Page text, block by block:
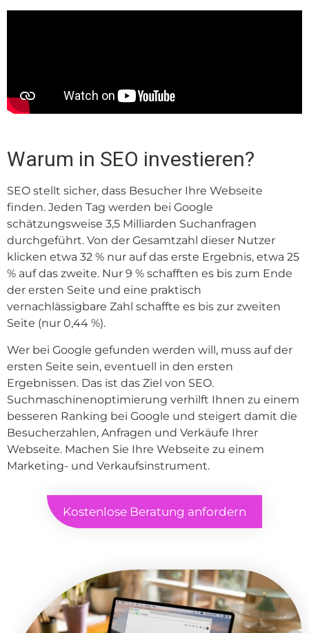
Warum in SEO investieren?
SEO stellt sicher, dass Besucher Ihre Webseite
finden. Jeden Tag werden bei Google
schätzungsweise 3,5 Milliarden Suchanfragen
durchgeführt. Von der Gesamtzahl dieser Nutzer
klicken etwa 32 % nur auf das erste Ergebnis, etwa 25
% auf das zweite. Nur 9 % schafften es bis zum Ende
der ersten Seite und eine praktisch
vernachlässigbare Zahl schaffte es bis zur zweiten
Seite (nur 0,44 %).
Wer bei Google gefunden werden will, muss auf der
ersten Seite sein, eventuell in den ersten
Ergebnissen. Das ist das Ziel von SEO.
Suchmaschinenoptimierung verhilft Ihnen zu einem
besseren Ranking bei Google und steigert damit die
Besucherzahlen, Anfragen und Verkäufe Ihrer
Webseite. Machen Sie Ihre Webseite zu einem
Marketing- und Verkaufsinstrument.
Kostenlose Beratung anfordern